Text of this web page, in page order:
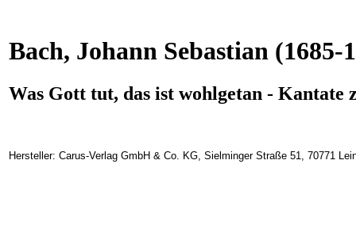
Bach, Johann Sebastian (1685-
Was Gott tut, das ist wohlgetan -
Hersteller: Carus-Verlag GmbH & Co. KG, Sielminger Straße 51, 70771